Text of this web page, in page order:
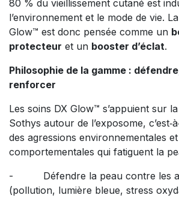
80 % du vieillissement cutané est
l’environnement et le mode de vie.
Glow™ est donc pensée comme un
protecteur et un booster d’éclat.
Philosophie de la gamme :
renforcer
Les soins DX Glow™ s’appuient sur
Sothys autour de l’exposome,
des agressions environnementales et
comportementales qui fatiguent la
- Défendre la peau contre les
(pollution, lumière bleue, stress